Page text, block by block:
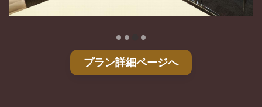
プラン詳細ページへ